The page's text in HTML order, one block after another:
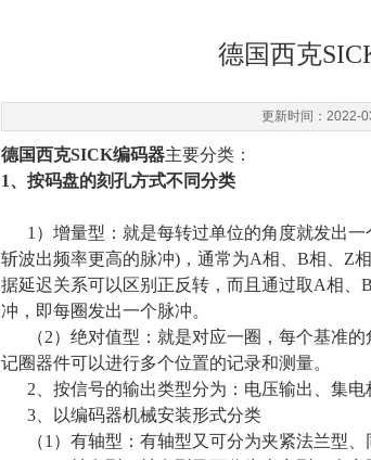
德国西克
更新时间：2022-
德国西克SICK编码器主要分类：
1、按码盘的刻孔方式不同分类
1）增量型：就是每转过单位的角度就发出
斩波出频率更高的脉冲)，通常为A相、B相、Z
据延迟关系可以区别正反转，而且通过取A相、
冲，即每圈发出一个脉冲。
（2）绝对值型：就是对应一圈，每个基准
记圈器件可以进行多个位置的记录和测量。
2、按信号的输出类型分为：电压输出、集
3、以编码器机械安装形式分类
（1）有轴型：有轴型又可分为夹紧法兰型